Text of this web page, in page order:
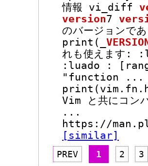
情報 vi_diff
version7
のバージョンで
print(_
れも使えます
:luado :
"function
...
Vim と共にコン
...
https://
[similar]
PREV 1 2 3